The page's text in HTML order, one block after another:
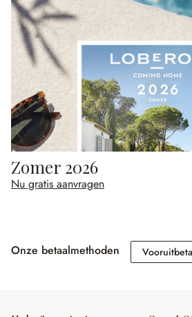
Zomer 2026
Nu gratis aanvragen
Onze betaalmethoden